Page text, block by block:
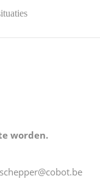
worden.